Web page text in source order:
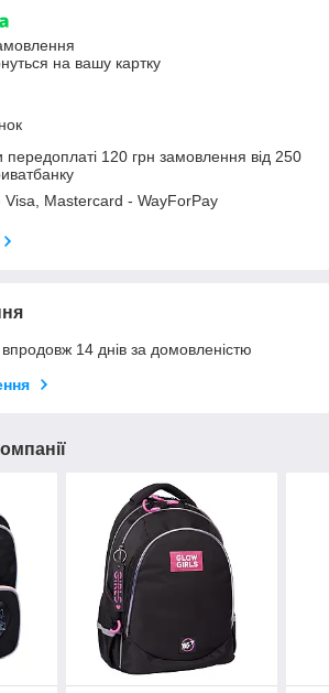
на вашу картку
120 грн замовлення від 250
Visa, Mastercard - WayForPay
14 днів за домовленістю